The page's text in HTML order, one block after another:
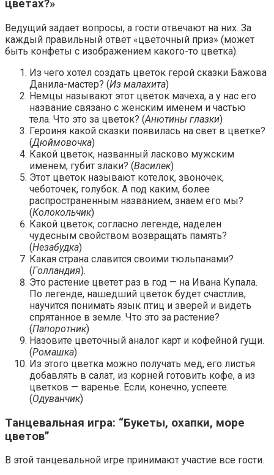
цветах?»
Ведущий задает вопросы, а гости отвечают на них. За
каждый правильный ответ «цветочный приз» (может
быть конфеты с изображением какого-то цветка).
Из чего хотел создать цветок герой сказки Бажова
Данила-мастер? (Из малахита)
Немцы называют этот цветок мачеха, а у нас его
название связано с женским именем и частью
тела. Что это за цветок? (Анютины глазки)
Героиня какой сказки появилась на свет в цветке?
(Дюймовочка)
Какой цветок, названный ласково мужским
именем, губит злаки? (Василек)
Этот цветок называют котелок, звоночек,
чеботочек, голубок. А под каким, более
распространенным названием, знаем его мы?
(Колокольчик)
Какой цветок, согласно легенде, наделен
чудесным свойством возвращать память?
(Незабудка)
Какая страна славится своими тюльпанами?
(Голландия).
Это растение цветет раз в год — на Ивана Купала.
По легенде, нашедший цветок будет счастлив,
научится понимать язык птиц и зверей и видеть
спрятанное в земле. Что это за растение?
(Папоротник)
Назовите цветочный аналог карт и кофейной гущи.
(Ромашка)
Из этого цветка можно получать мед, его листья
добавлять в салат, из корней готовить кофе, а из
цветков — варенье. Если, конечно, успеете.
(Одуванчик)
Танцевальная игра: “Букеты, охапки, море
цветов”
В этой танцевальной игре принимают участие все гости.